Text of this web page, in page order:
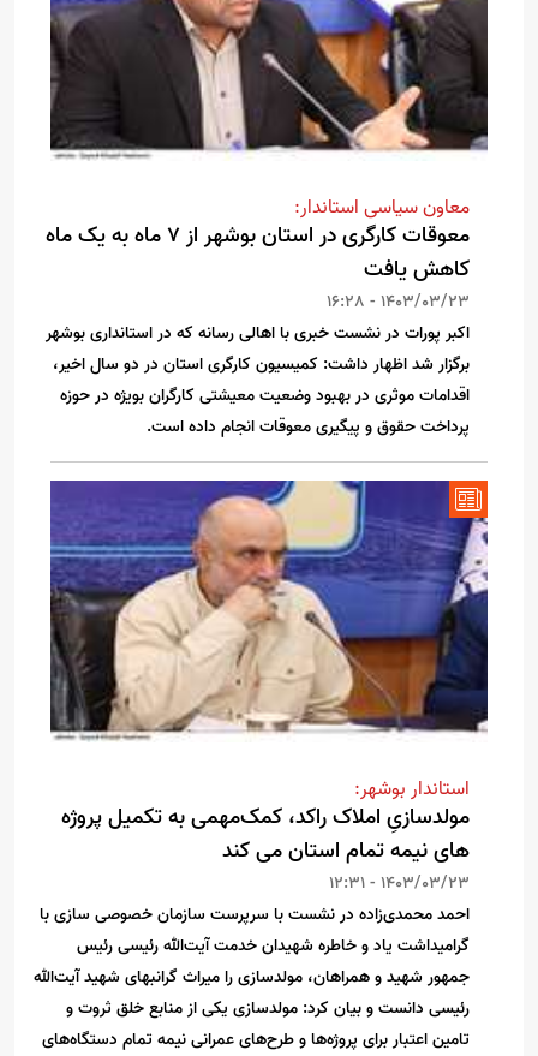
معاون سیاسی استاندار:
معوقات کارگری در استان بوشهر از ۷ ماه به یک ماه
کاهش یافت
1403/03/23 - 16:28
اکبر پورات در نشست خبری با اهالی رسانه که در استانداری بوشهر
برگزار شد اظهار داشت: کمیسیون کارگری استان در دو سال اخیر،
اقدامات موثری در بهبود وضعیت معیشتی کارگران بویژه در حوزه
پرداخت حقوق و پیگیری معوقات انجام داده است.
استاندار بوشهر:
مولدسازیِ املاک راکد، کمک‌مهمی به تکمیل پروژه
های نیمه تمام استان می کند
1403/03/23 - 12:31
احمد محمدی‌زاده در نشست با سرپرست سازمان خصوصی سازی با
گرامیداشت یاد و خاطره شهیدان خدمت آیت‌الله رئیسی رئیس
جمهور شهید و همراهان، مولدسازی را میراث گرانبهای شهید آیت‌الله
رئیسی دانست و بیان کرد: مولدسازی یکی از منابع خلق ثروت و
تامین اعتبار برای پروژه‌ها و طرح‌های عمرانی نیمه تمام دستگاه‌های